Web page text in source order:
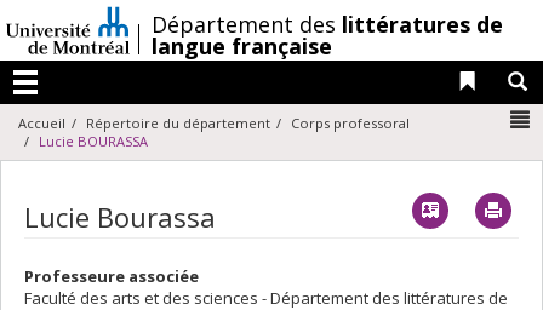
au
contenu
/Département des littératures de
langue française
Menu
Liens
Accueil Répertoire du département
Corps professoral
Lucie BOURASSA
Lucie Bourassa Vcard
Professeure associée
Faculté des arts et des sciences - Département des littératures de